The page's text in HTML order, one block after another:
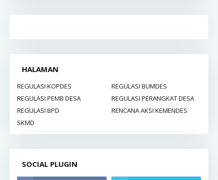
HALAMAN
REGULASI KOPDES
REGULASI BUMDES
REGULASI PEMB DESA
REGULASI PERANGKAT DESA
REGULASI BPD
RENCANA AKSI KEMENDES
SKMD
SOCIAL PLUGIN